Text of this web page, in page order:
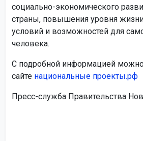
социально-экономического
страны, повышения уровня
условий и возможностей для
человека.
С подробной информацией
сайте национальные проекты.рф
Пресс-служба Правительства